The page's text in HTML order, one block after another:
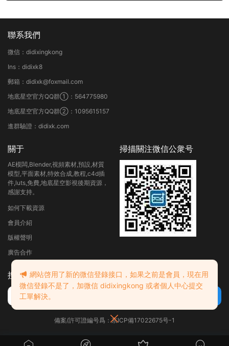
聯系我們
微信：didixingkong
Ins：didixk8
郵箱：didixk@foxmail.com
地底星空官方QQ群①：564775980
地底星空官方QQ群②：1095615157
進群驗證：didixk.com
關于
AE模闆,Blender,視頻素材,預設,材質
模型,平面素材,特效合成,教程,c4d插
件,luts,免費,地底星空影視後期資源，
感謝支持。
如何下載資源
會員介紹
版權聲明
廣告合作
掃描關注微信公衆号
搜索
備案/許可證編号爲：京ICP備17022675号-1
網站啓用了新的微信登錄接口，如果之前是會員，現在用
微信登錄不是了，加微信 didixingkong 或者個人中心提交
工單解決。